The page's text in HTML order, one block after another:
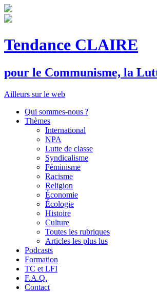
Tendance CLAIRE
pour le Communisme, la L
Ailleurs sur le web
Qui sommes-nous ?
Thèmes
International
NPA
Lutte de classe
Syndicalisme
Féminisme
Racisme
Religion
Économie
Écologie
Histoire
Culture
Toutes les rubriques
Articles les plus lus
Podcasts
Formation
TC et LFI
F.A.Q.
Contact